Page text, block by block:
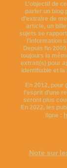
L’objectif de
parler un blog
d’extraire de
article, un
sujets se
l’information
Depuis fin
toujours la
extrait(s) pour
identifiable et
En 2012,
l’esprit d’une
seront plus
En 2022, les
ligne :
Note sur